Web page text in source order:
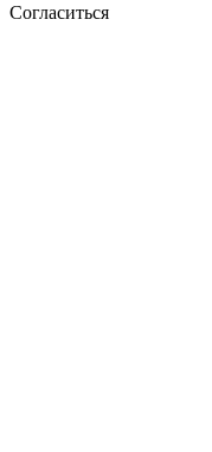
Согласиться